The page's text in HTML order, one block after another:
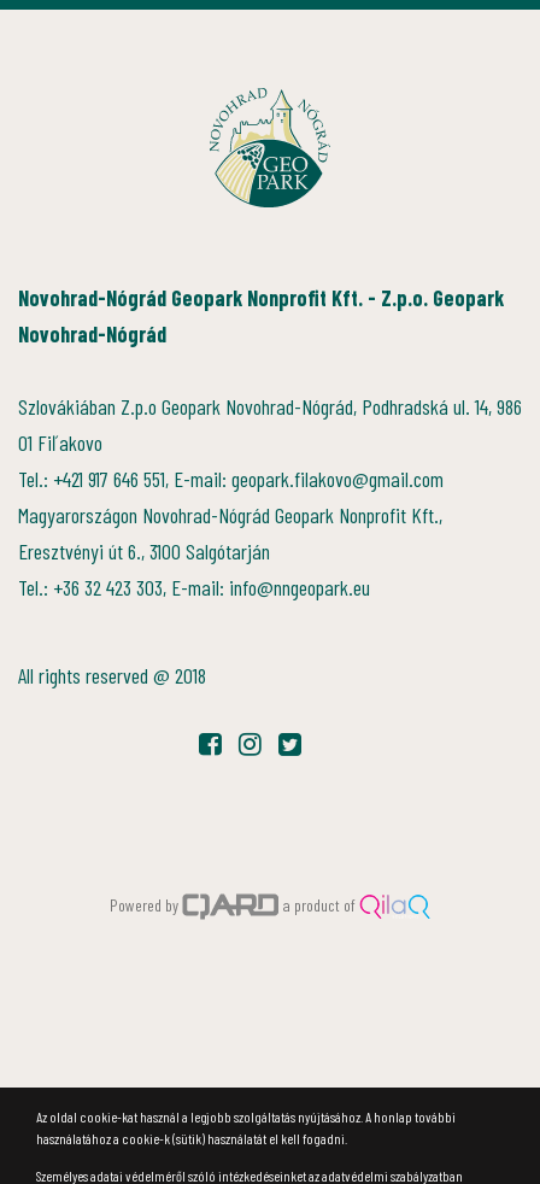
Novohrad-Nógrád Geopark Nonprofit Kft. - Z.p.o. Geopark
Novohrad-Nógrád
Szlovákiában Z.p.o Geopark Novohrad-Nógrád, Podhradská ul. 14, 986
01 Fiľakovo
Tel.: +421 917 646 551, E-mail: geopark.filakovo@gmail.com
Magyarországon Novohrad-Nógrád Geopark Nonprofit Kft.,
Eresztvényi út 6., 3100 Salgótarján
Tel.: +36 32 423 303, E-mail: info@nngeopark.eu
All rights reserved @ 2018
Powered by a product of
Az oldal cookie-kat használ a legjobb szolgáltatás nyújtásához. A honlap további
használatához a cookie-k (sütik) használatát el kell fogadni.
Személyes adatai védelméről szóló intézkedéseinket az adatvédelmi szabályzatban